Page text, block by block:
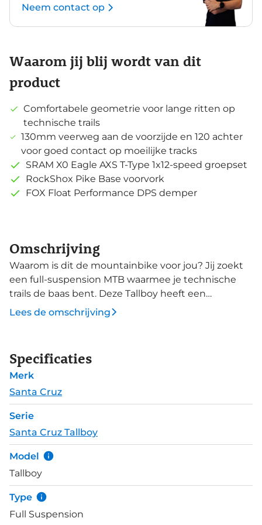
Neem contact op
Waarom jij blij wordt van dit
product
Comfortabele geometrie voor lange ritten op
technische trails
130mm veerweg aan de voorzijde en 120 achter
voor goed contact op moeilijke tracks
SRAM X0 Eagle AXS T-Type 1x12-speed groepset
RockShox Pike Base voorvork
FOX Float Performance DPS demper
Omschrijving
Waarom is dit de mountainbike voor jou? Jij zoekt
een full-suspension MTB waarmee je technische
trails de baas bent. Deze Tallboy heeft een
comfortabele geometrie voor lange dagen op de
trails, met specs die afgeleid zijn van de downhill
Tallboy is voorzien van de elektrische SRAM X0
Eagle AXS T-Type groepset. 1x12-speed met
hydraulische schijfremmen. De 130mm veerweg
van de RockShox Pike Base voorvork in combinatie
met 120 mm FOX Float Performance DPS demper.
Lees de omschrijving
Specificaties
Merk
Santa Cruz
Serie
Santa Cruz Tallboy
Model
Tallboy
Type
Full Suspension